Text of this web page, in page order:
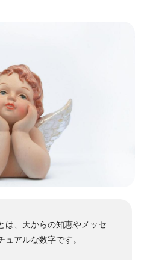
は、天からの知恵やメッセ
アルな数字です。